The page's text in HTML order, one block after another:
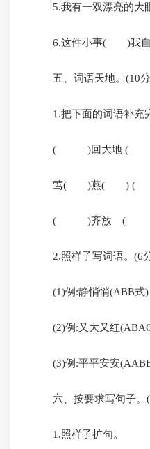
5.我有一双漂亮的
6.这件小事( )我自
五、词语天地。(10
1.把下面的词语补充
( )回大地 (
莺( )燕( ) (
( )齐放 ( )
2.照样子写词语。(6
(1)例:静悄悄(ABB式)
(2)例:又大又红
(3)例:平平安安
六、按要求写句子。
1.照样子扩句。